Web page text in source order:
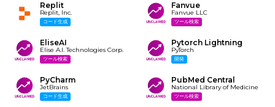
Replit
Replit, Inc.
コード生成
Fanvue
Fanvue LLC
ツール検索
EliseAI
Elise A.I. Technologies Corp.
ツール検索
Pytorch Lightning
PyTorch
開発
PyCharm
JetBrains
コード生成
PubMed Central
National Library of Medicine
ツール検索